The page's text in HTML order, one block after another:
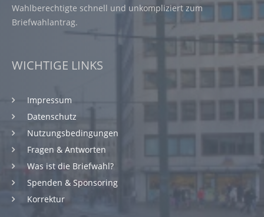
Wahlberechtigte schnell und unkompliziert zum
Briefwahlantrag.
WICHTIGE LINKS
Impressum
Datenschutz
Nutzungsbedingungen
Fragen & Antworten
Was ist die Briefwahl?
Spenden & Sponsoring
Korrektur